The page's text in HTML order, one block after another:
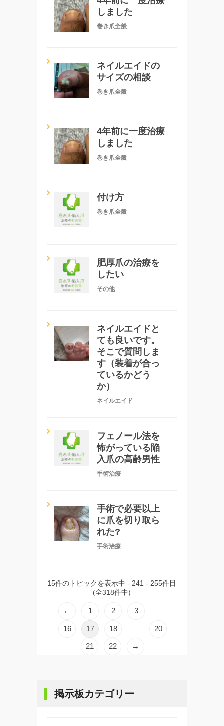
しました
巻き爪全般
ネイルエイドの
サイズの相談
巻き爪全般
4年前に一度治療
しました
巻き爪全般
付け方
巻き爪全般
肥厚爪の治療を
したい
その他
ネイルエイドと
ても良いです。
そこで質問しま
す（装着が合っ
ているかどう
か）
ネイルエイド
フェノール法を
怖がっている陥
入爪の高齢男性
手術治療
手術で必要以上
に爪を切り取ら
れた?
手術治療
15件のトピックを表示中 - 241 - 255件目
(全318件中)
← 1 2 3
16 17 18 20
21 22 →
掲示板カテゴリー